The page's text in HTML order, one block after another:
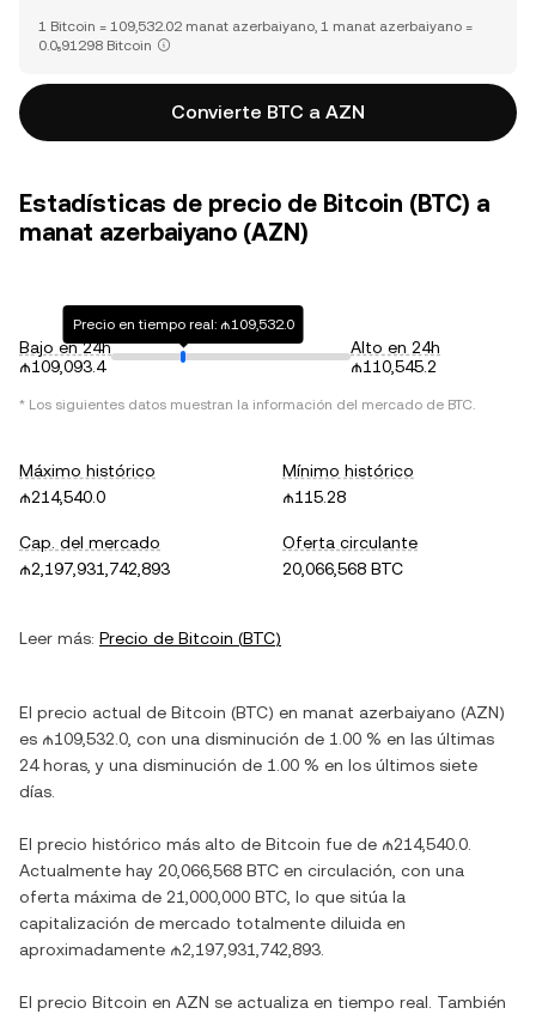
1 Bitcoin = 109,532.02 manat azerbaiyano, 1 manat azerbaiyano =
0.0₅91298 Bitcoin
Convierte BTC a AZN
Estadísticas de precio de Bitcoin (BTC) a
manat azerbaiyano (AZN)
Bajo en 24h
₼109,093.4
Precio en tiempo real: ₼109,532.0
Alto en 24h
₼110,545.2
* Los siguientes datos muestran la información del mercado de BTC.
Máximo histórico
₼214,540.0
Mínimo histórico
₼115.28
Cap. del mercado
₼2,197,931,742,893
Oferta circulante
20,066,568 BTC
Leer más: Precio de Bitcoin (BTC)
El precio actual de Bitcoin (BTC) en manat azerbaiyano (AZN)
es ₼109,532.0 , con una disminución de 1.00 % en las últimas
24 horas, y una disminución de 1.00 % en los últimos siete
días.
El precio histórico más alto de Bitcoin fue de ₼214,540.0
Actualmente hay 20,066,568 BTC en circulación, con una
oferta máxima de 21,000,000 BTC , lo que sitúa la
capitalización de mercado totalmente diluida en
aproximadamente ₼2,197,931,742,893
El precio Bitcoin en AZN se actualiza en tiempo real. También